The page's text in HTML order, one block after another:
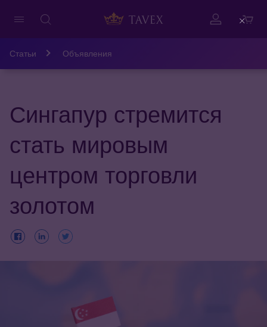
Статьи Объявления
Сингапур стремится
стать мировым
центром торговли
золотом
Close